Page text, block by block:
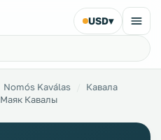
USD▾
Nomós Kaválas
Кавала
Маяк Кавалы